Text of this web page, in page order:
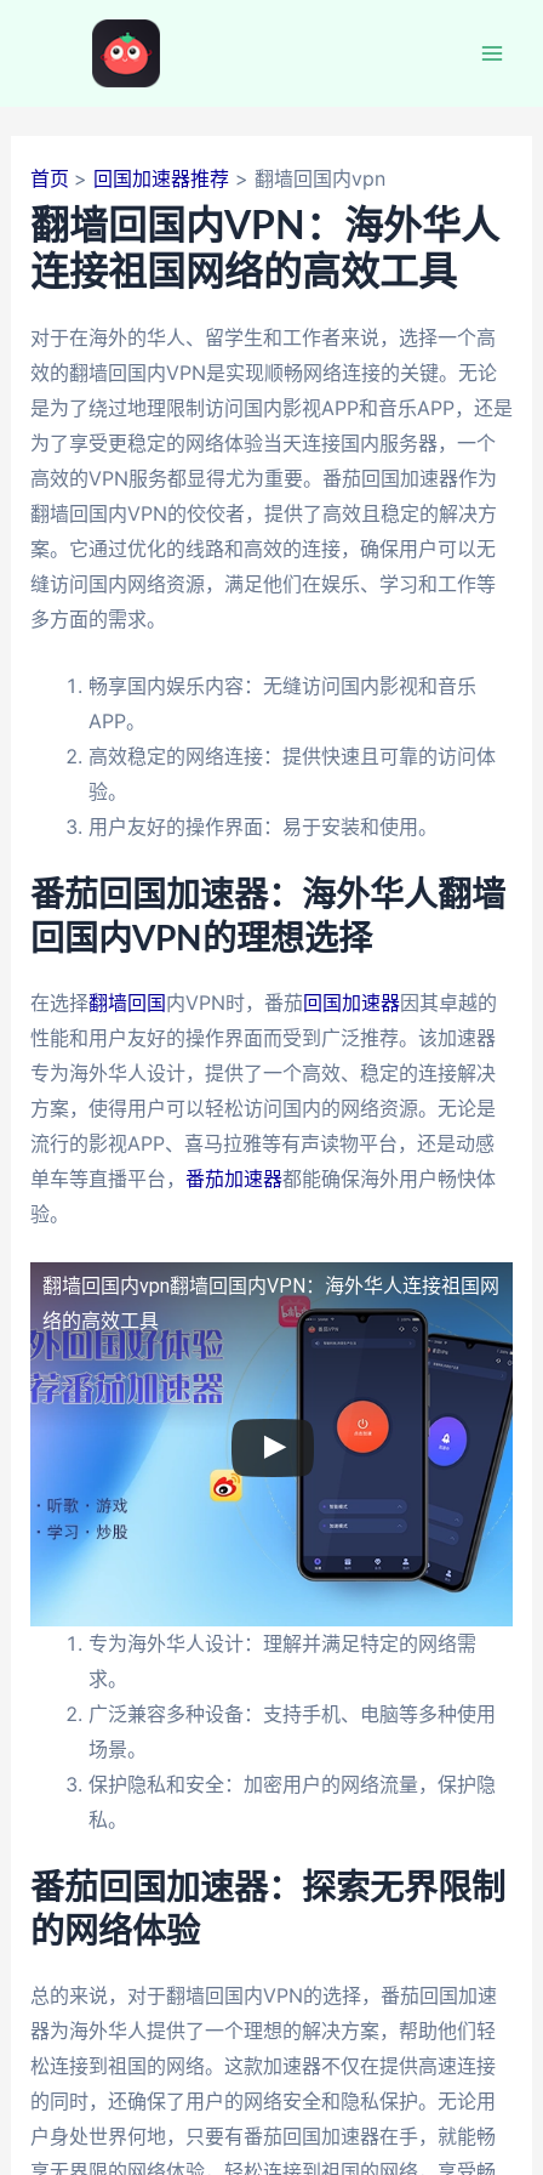
首页 回国加速器推荐 翻墙回国内vpn
翻墙回国内VPN：海外华人
连接祖国网络的高效工具
对于在海外的华人、留学生和工作者来说，选择一个高
效的翻墙回国内VPN是实现顺畅网络连接的关键。无论
是为了绕过地理限制访问国内影视APP和音乐APP，还是
为了享受更稳定的网络体验当天连接国内服务器，一个
高效的VPN服务都显得尤为重要。番茄回国加速器作为
翻墙回国内VPN的佼佼者，提供了高效且稳定的解决方
案。它通过优化的线路和高效的连接，确保用户可以无
缝访问国内网络资源，满足他们在娱乐、学习和工作等
多方面的需求。
畅享国内娱乐内容：无缝访问国内影视和音乐
APP。
高效稳定的网络连接：提供快速且可靠的访问体
验。
用户友好的操作界面：易于安装和使用。
番茄回国加速器：海外华人翻墙
回国内VPN的理想选择
在选择翻墙回国内VPN时，番茄回国加速器因其卓越的
性能和用户友好的操作界面而受到广泛推荐。该加速器
专为海外华人设计，提供了一个高效、稳定的连接解决
方案，使得用户可以轻松访问国内的网络资源。无论是
流行的影视APP、喜马拉雅等有声读物平台，还是动感
单车等直播平台， 番茄加速器都能确保海外用户畅快体
验。
翻墙回国内vpn翻墙回国内VPN：海外华人连接祖国网
络的高效工具
专为海外华人设计：理解并满足特定的网络需
求。
广泛兼容多种设备：支持手机、电脑等多种使用
场景。
保护隐私和安全：加密用户的网络流量，保护隐
私。
番茄回国加速器：探索无界限制
的网络体验
总的来说，对于翻墙回国内VPN的选择，番茄回国加速
器为海外华人提供了一个理想的解决方案，帮助他们轻
松连接到祖国的网络。这款加速器不仅在提供高速连接
的同时，还确保了用户的网络安全和隐私保护。无论用
户身处世界何地，只要有番茄回国加速器在手，就能畅